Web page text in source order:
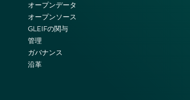
オープンデータ
オープンソース
GLEIFの関与
管理
ガバナンス
沿革